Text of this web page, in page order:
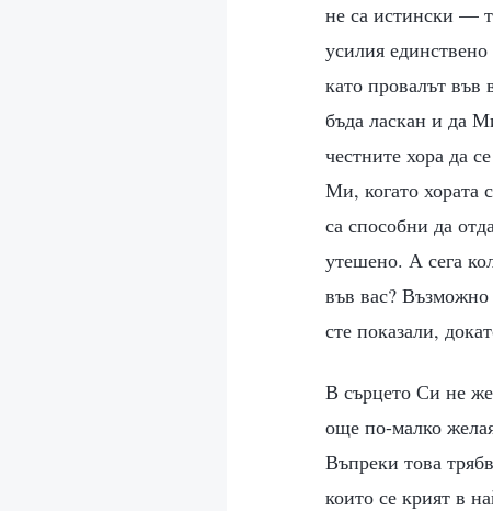
не са истински —
усилия
като провалът
бъда ласкан и да
честните хора да
Ми, когато хората
са способни да
утешено. А сега
във вас? Възможно
сте показали,
В сърцето Си не
още по-малко
Въпреки това
които се крият в